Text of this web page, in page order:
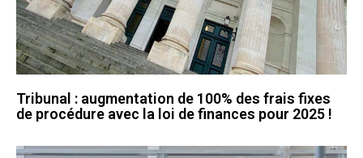
Tribunal : augmentation de 100% des frais fixes
de procédure avec la loi de finances pour 2025 !